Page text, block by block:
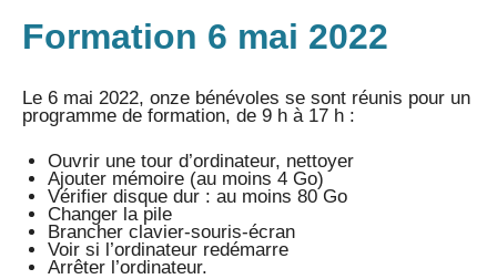
Formation 6 mai 2022
Le 6 mai 2022, onze bénévoles se sont réunis pour un
programme de formation, de 9 h à 17 h :
Ouvrir une tour d’ordinateur, nettoyer
Ajouter mémoire (au moins 4 Go)
Vérifier disque dur : au moins 80 Go
Changer la pile
Brancher clavier-souris-écran
Voir si l’ordinateur redémarre
Arrêter l’ordinateur.